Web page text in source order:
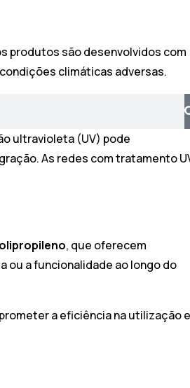
produtos são desenvolvidos com
climáticas adversas.
ultravioleta (UV) pode
As redes com tratamento
, que oferecem
ou a funcionalidade ao longo do
a eficiência na utilização e